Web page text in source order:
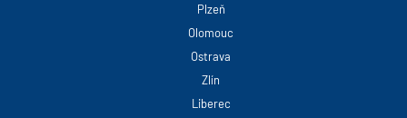
Plzeň
Olomouc
Ostrava
Zlín
Liberec